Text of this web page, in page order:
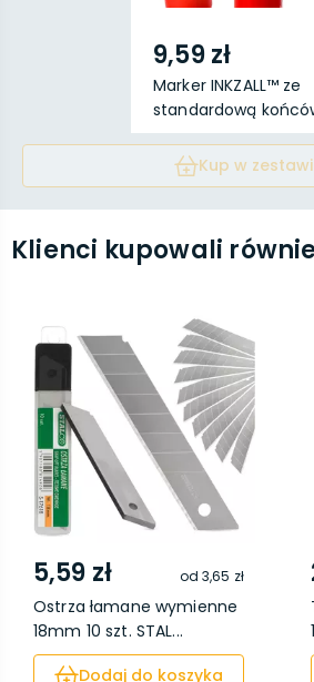
9,59 zł
Marker INKZALL™ ze
standardową
...
Kup w
Klienci kupowali
5,59 zł od3,65 zł
Ostrza łamane wymienne
18mm 10 szt. STAL...
Dodaj do koszyka